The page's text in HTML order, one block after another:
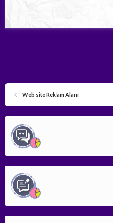
Web site Reklam Alanı